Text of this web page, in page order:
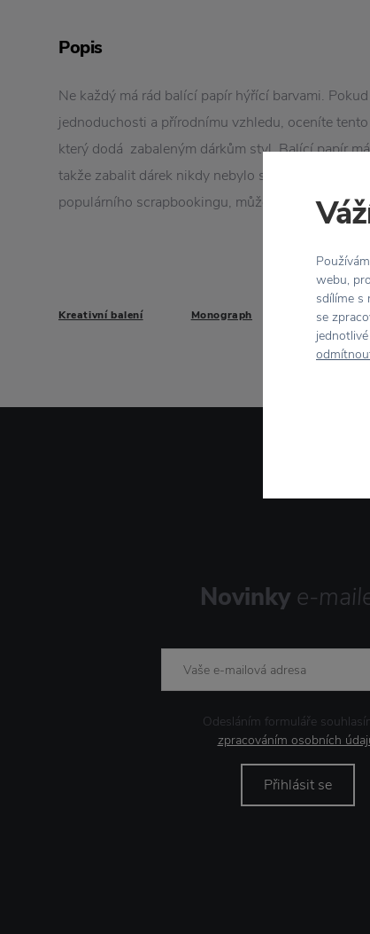
Popis
Ne každý má rád balící papír hýřící barvami.
jednoduchosti a přírodnímu vzhledu, oceníte
který dodá zabaleným dárkům styl. Balící papír
takže zabalit dárek nikdy nebylo snadnější. Navíc,
populárního scrapbookingu, můžete papír využít i
Kreativní balení Monograph
Novinky e-
Odesláním formuláře
zpracováním osobních
Přihlásit se
webu,
sdílíme s
se